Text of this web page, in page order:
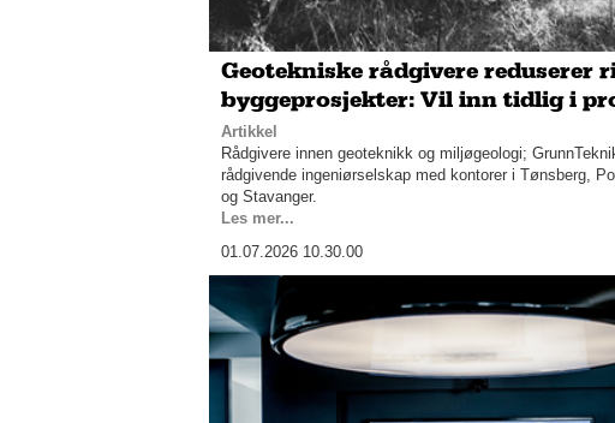
Geotekniske rådgivere reduserer
byggeprosjekter: Vil inn tidlig i
Artikkel
Rådgivere innen geoteknikk og miljøgeologi;
rådgivende ingeniørselskap med kontorer i Tønsberg,
og Stavanger.
Les mer...
01.07.2026 10.30.00